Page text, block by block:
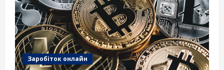
Заробіток онлайн